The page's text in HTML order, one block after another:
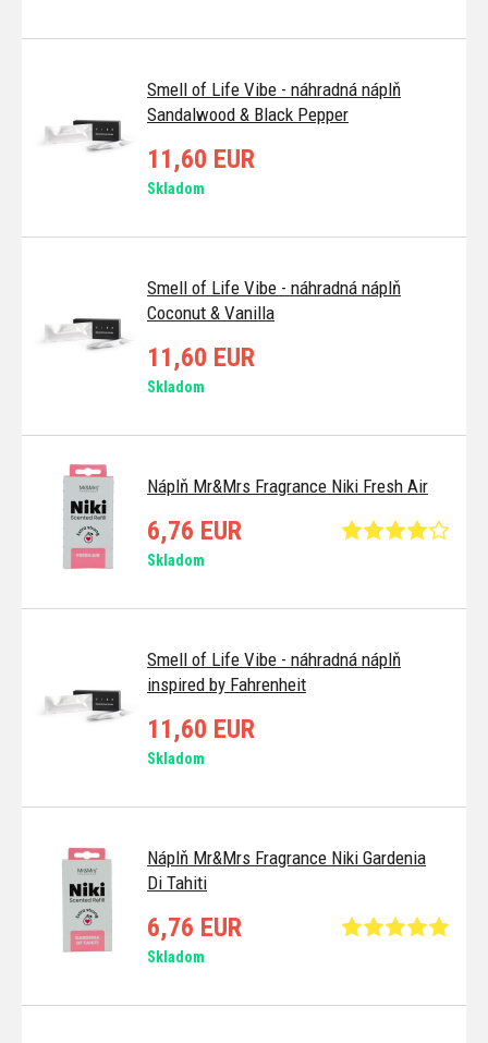
Smell of Life Vibe - náhradná náplň
Sandalwood & Black Pepper
11,60 EUR
Skladom
Smell of Life Vibe - náhradná náplň
Coconut & Vanilla
11,60 EUR
Skladom
Náplň Mr&Mrs Fragrance Niki Fresh Air
6,76 EUR
Skladom
Smell of Life Vibe - náhradná náplň
inspired by Fahrenheit
11,60 EUR
Skladom
Náplň Mr&Mrs Fragrance Niki Gardenia
Di Tahiti
6,76 EUR
Skladom